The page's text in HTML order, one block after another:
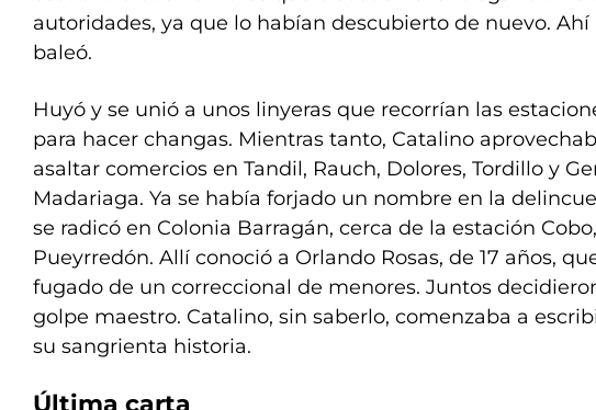
autoridades, ya que lo habían descubierto de nuevo. Ahí
baleó.
Huyó y se unió a unos linyeras que recorrían las
para hacer changas. Mientras tanto, Catalino
asaltar comercios en Tandil, Rauch, Dolores, Tordillo y
Madariaga. Ya se había forjado un nombre en la
se radicó en Colonia Barragán, cerca de la estación
Pueyrredón. Allí conoció a Orlando Rosas, de 17 años,
fugado de un correccional de menores. Juntos
golpe maestro. Catalino, sin saberlo, comenzaba a
su sangrienta historia.
Última carta